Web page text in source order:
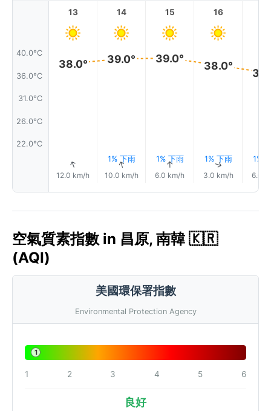
40.0°C
36.0°C
31.0°C
26.0°C
22.0°C
13
38.0°
↑
12.0 km/h
14
39.0°
1% 下雨
↑
10.0 km/h
15
39.0°
1% 下雨
↑
6.0 km/h
16
38.0°
1% 下雨
↑
3.0 km/h
1%
6.0
空氣質素指數 in 昌原, 南韓 🇰🇷
(AQI)
美國環保署指數
Environmental Protection Agency
1
1 2 3 4 5 6
良好